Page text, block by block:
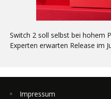
Switch 2 soll selbst bei hohem
Experten erwarten Release im
Impressum